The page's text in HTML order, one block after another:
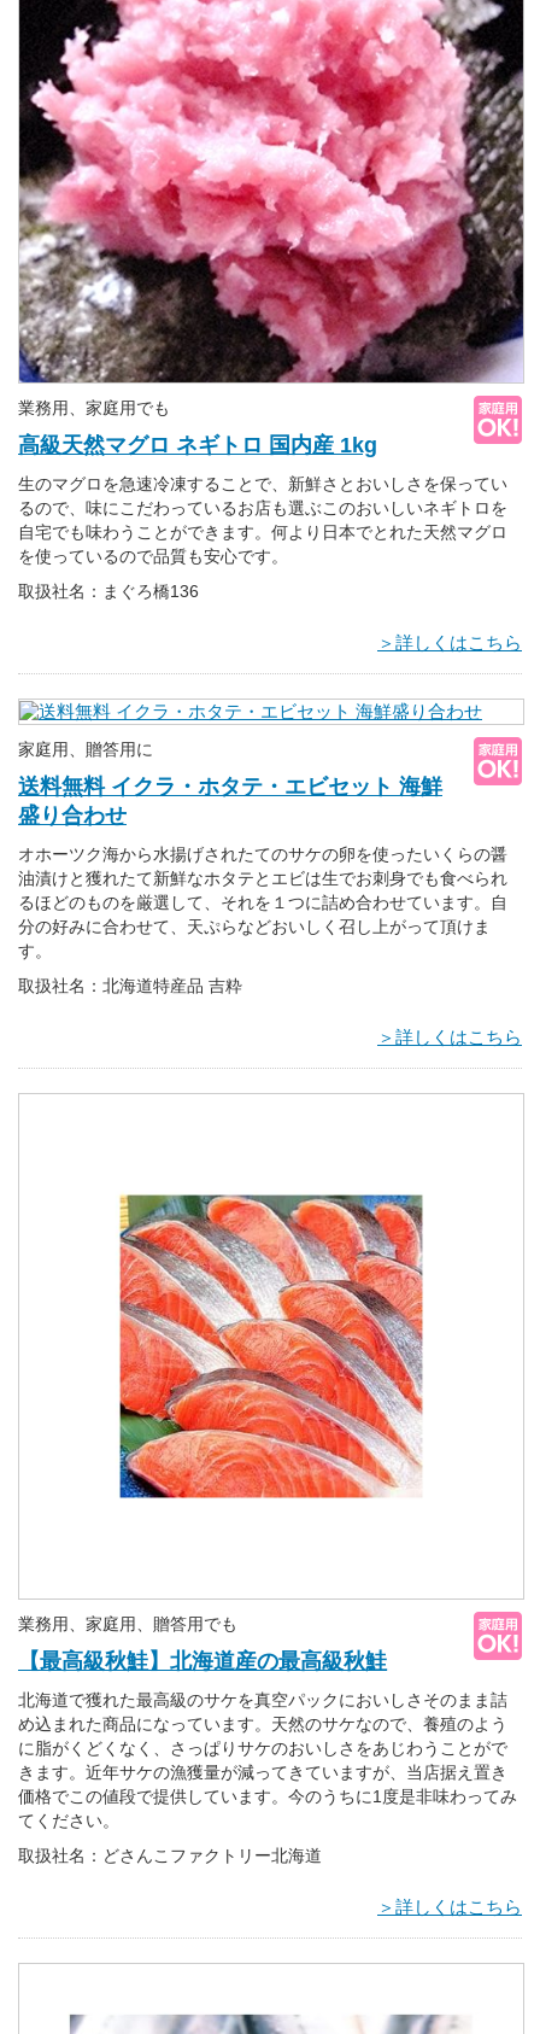
業務用、家庭用でも
高級天然マグロ ネギトロ 国内産 1kg
生のマグロを急速冷凍することで、新鮮さとおいしさを保ってい
るので、味にこだわっているお店も選ぶこのおいしいネギトロを
自宅でも味わうことができます。何より日本でとれた天然マグロ
を使っているので品質も安心です。
取扱社名：まぐろ橋136
＞詳しくはこちら
家庭用、贈答用に
送料無料 イクラ・ホタテ・エビセット 海鮮
盛り合わせ
オホーツク海から水揚げされたてのサケの卵を使ったいくらの醤
油漬けと獲れたて新鮮なホタテとエビは生でお刺身でも食べられ
るほどのものを厳選して、それを１つに詰め合わせています。自
分の好みに合わせて、天ぷらなどおいしく召し上がって頂けま
す。
取扱社名：北海道特産品 吉粋
＞詳しくはこちら
業務用、家庭用、贈答用でも
【最高級秋鮭】北海道産の最高級秋鮭
北海道で獲れた最高級のサケを真空パックにおいしさそのまま詰
め込まれた商品になっています。天然のサケなので、養殖のよう
に脂がくどくなく、さっぱりサケのおいしさをあじわうことがで
きます。近年サケの漁獲量が減ってきていますが、当店据え置き
価格でこの値段で提供しています。今のうちに1度是非味わってみ
てください。
取扱社名：どさんこファクトリー北海道
＞詳しくはこちら